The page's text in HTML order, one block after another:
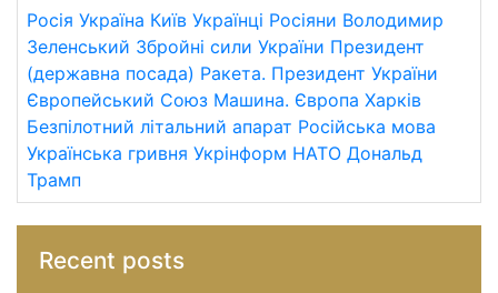
Росія Україна Київ Українці Росіяни Володимир
Зеленський Збройні сили України Президент
(державна посада) Ракета. Президент України
Європейський Союз Машина. Європа Харків
Безпілотний літальний апарат Російська мова
Українська гривня Укрінформ НАТО Дональд
Трамп
Recent posts